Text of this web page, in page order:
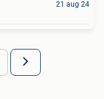
21 aug 24